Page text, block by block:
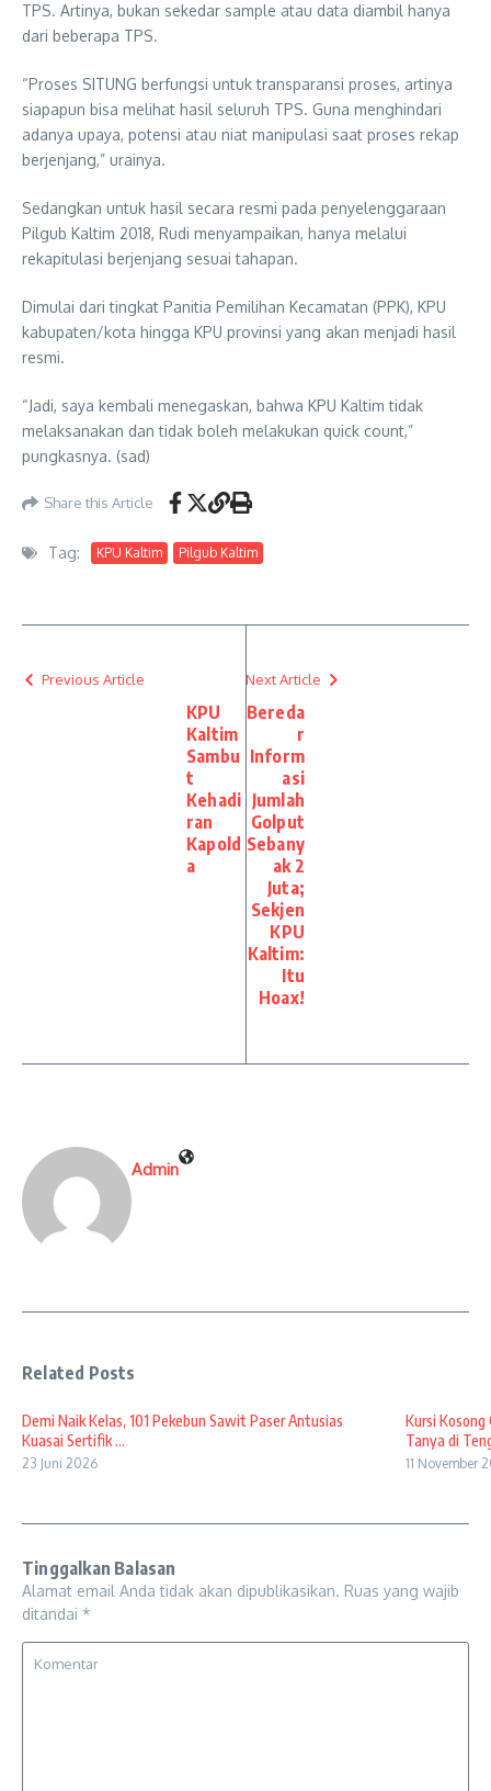
TPS. Artinya, bukan sekedar sample atau data diambil hanya
dari beberapa TPS.
“Proses SITUNG berfungsi untuk transparansi proses, artinya
siapapun bisa melihat hasil seluruh TPS. Guna menghindari
adanya upaya, potensi atau niat manipulasi saat proses rekap
berjenjang,” urainya.
Sedangkan untuk hasil secara resmi pada penyelenggaraan
Pilgub Kaltim 2018, Rudi menyampaikan, hanya melalui
rekapitulasi berjenjang sesuai tahapan.
Dimulai dari tingkat Panitia Pemilihan Kecamatan (PPK), KPU
kabupaten/kota hingga KPU provinsi yang akan menjadi hasil
resmi.
“Jadi, saya kembali menegaskan, bahwa KPU Kaltim tidak
melaksanakan dan tidak boleh melakukan quick count,”
pungkasnya. (sad)
Share this Article
Tag: KPU Kaltim Pilgub Kaltim
Previous Article
KPU
Kaltim
Sambu
t
Kehadi
ran
Kapold
a
Next Article
Bereda
r
Inform
asi
Jumlah
Golput
Sebany
ak 2
Juta;
Sekjen
KPU
Kaltim:
Itu
Hoax!
Admin
Related Posts
Demi Naik Kelas, 101 Pekebun Sawit Paser Antusias
Kuasai Sertifik ...
23 Juni 2026
Kursi Kosong
Tanya di
11 November
Tinggalkan Balasan
Alamat email Anda tidak akan dipublikasikan. Ruas yang wajib
ditandai *